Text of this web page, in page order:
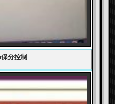
分控制